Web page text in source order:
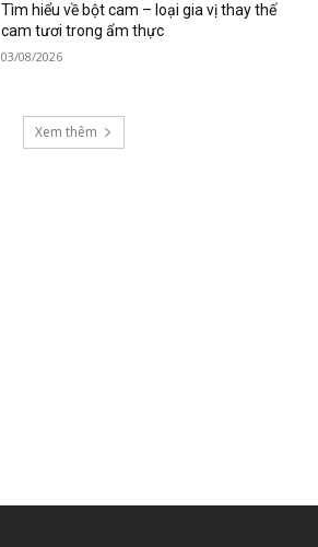
Tìm hiểu về bột cam – loại gia vị thay thế
cam tươi trong ẩm thực
03/08/2026
Xem thêm